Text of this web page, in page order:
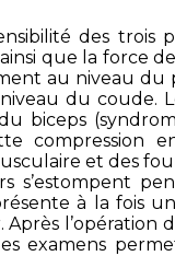
des trois
que la force
au niveau du
niveau du
biceps
compression
et des
s’estompent
à la fois
l’opération
examens